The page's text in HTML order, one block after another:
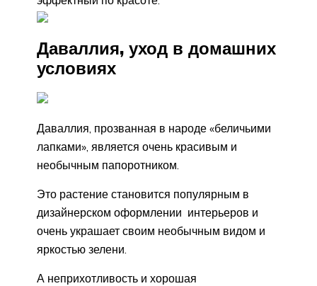
Даваллия, уход в домашних
условиях
Даваллия, прозванная в народе «беличьими
лапками», является очень красивым и
необычным папоротником.
Это растение становится популярным в
дизайнерском оформлении интерьеров и
очень украшает своим необычным видом и
яркостью зелени.
А неприхотливость и хорошая